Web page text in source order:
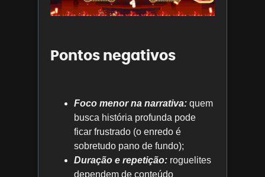
Pontos negativos
Foco menor na narrativa: quem
busca história profunda pode
ficar frustrado (o enredo é
sobretudo pano de fundo);
Duração e repetição: roguelites
dependem de conteúdo